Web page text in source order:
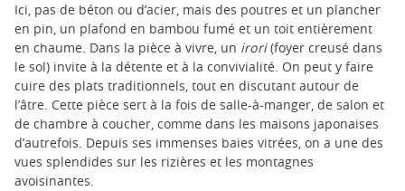
Ici, pas de béton ou d’acier, mais des poutres et un plancher
en pin, un plafond en bambou fumé et un toit entièrement
en chaume. Dans la pièce à vivre, un irori(foyer creusé dans
le sol) invite à la détente et à la convivialité. On peut y faire
cuire des plats traditionnels, tout en discutant autour de
l’âtre. Cette pièce sert à la fois de salle-à-manger, de salon et
de chambre à coucher, comme dans les maisons japonaises
d’autrefois. Depuis ses immenses baies vitrées, on a une des
vues splendides sur les rizières et les montagnes
avoisinantes.